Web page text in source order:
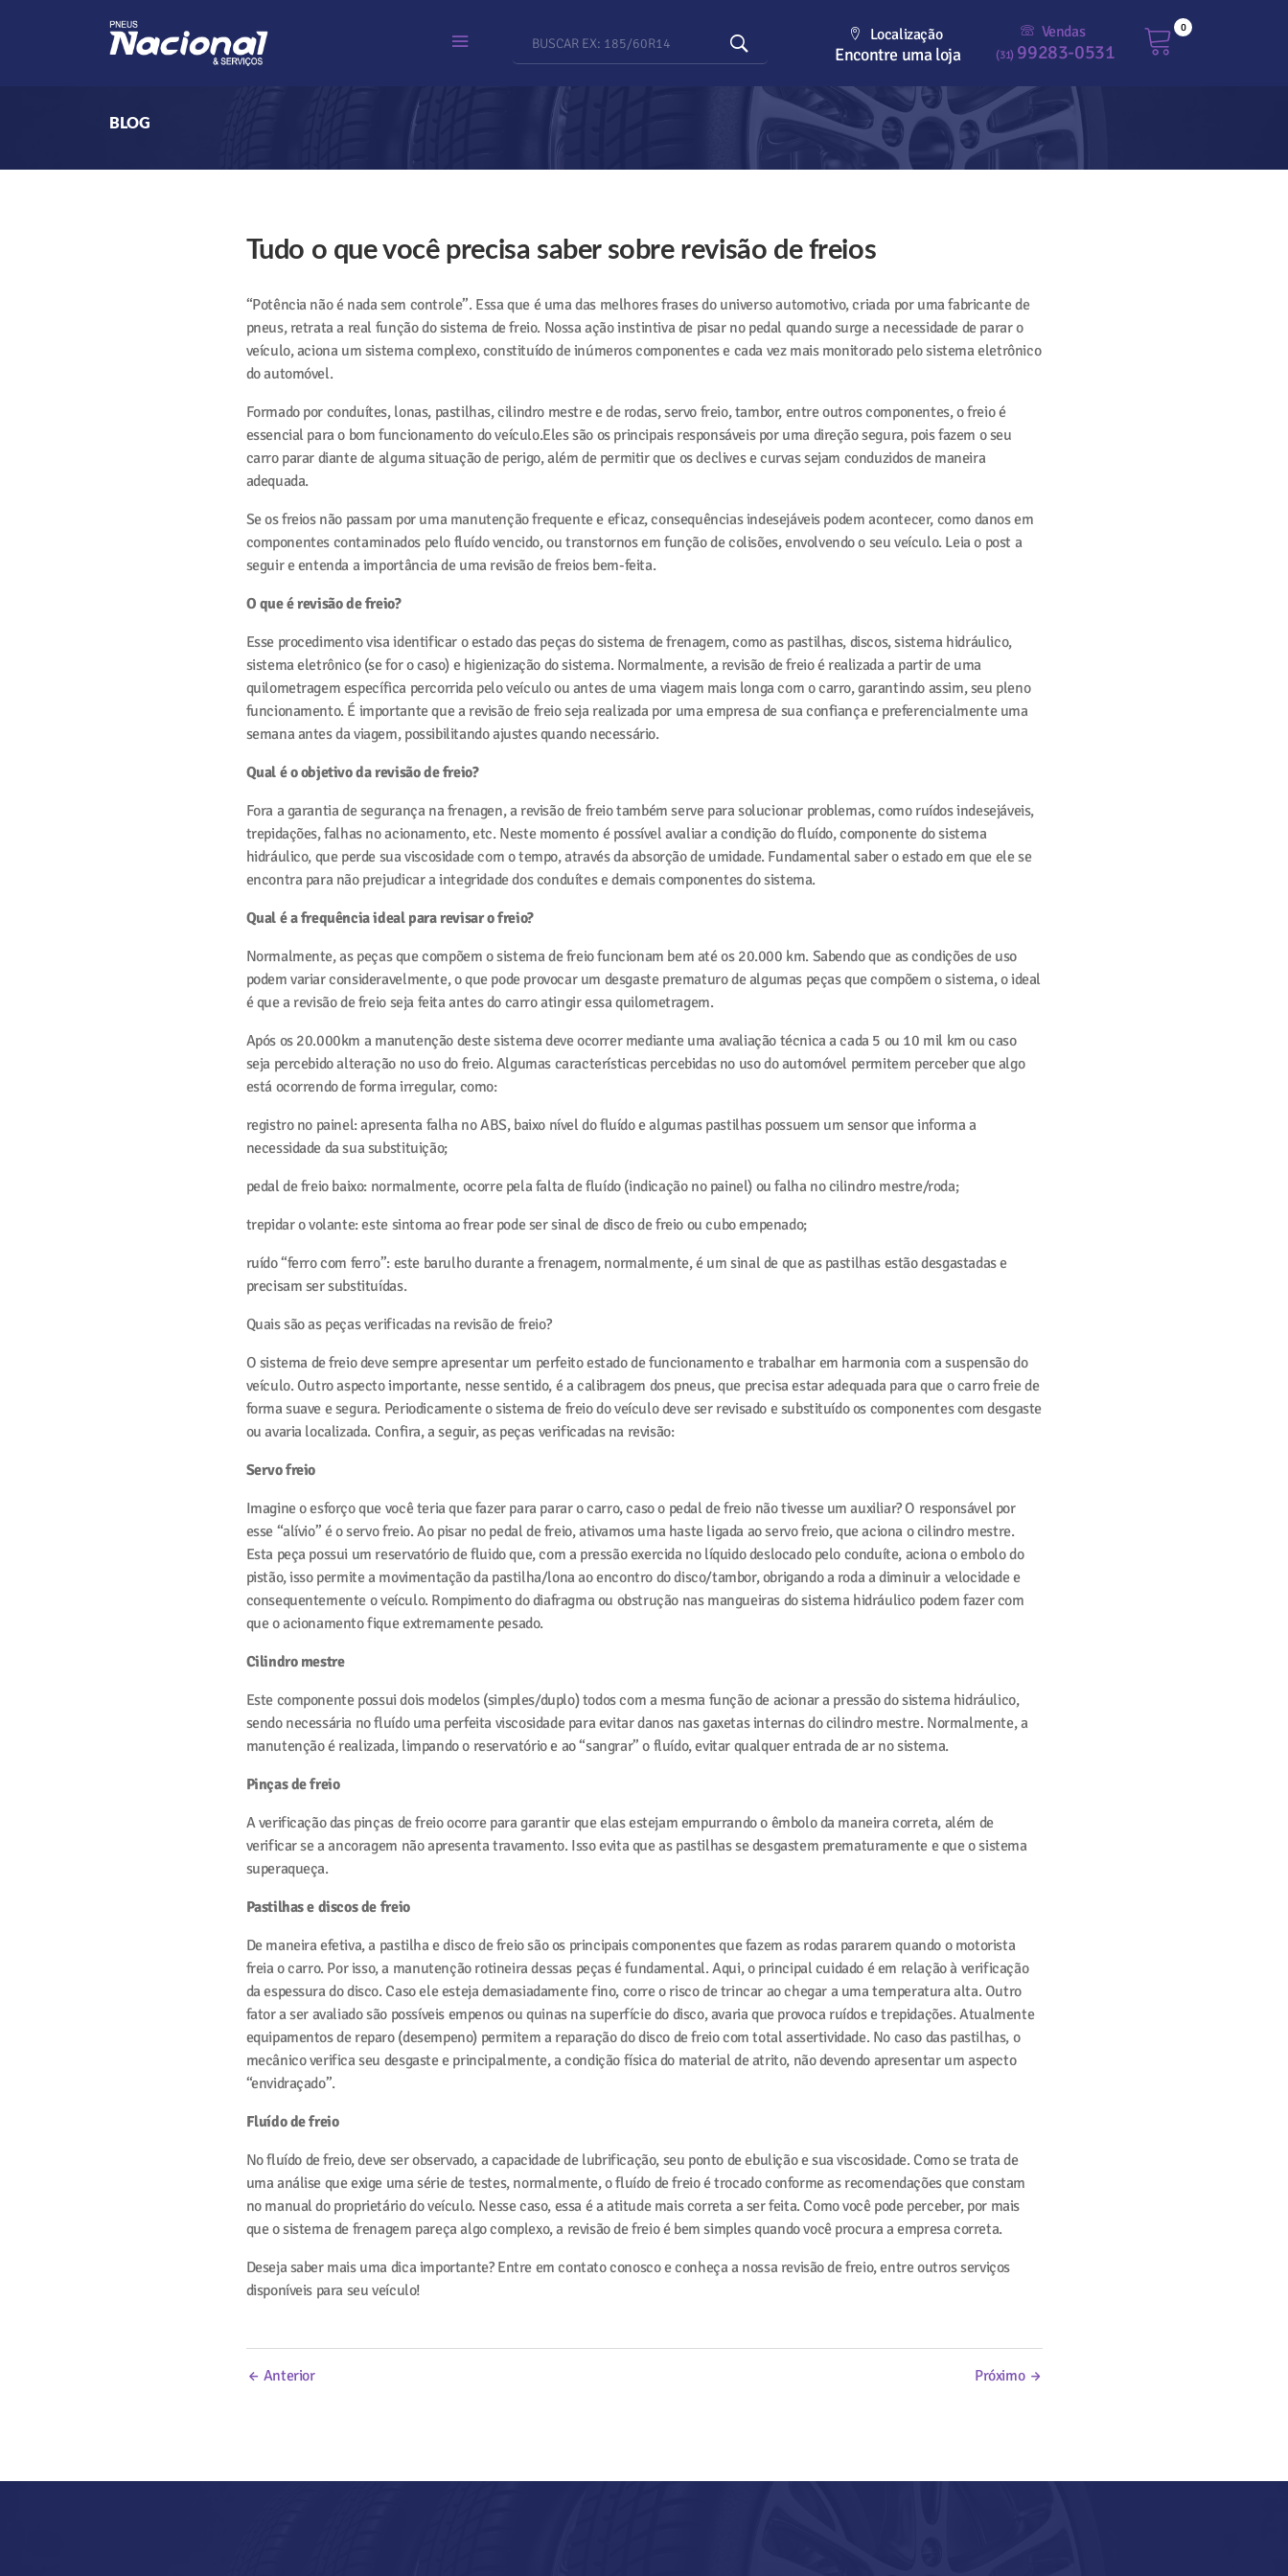
Localização
Encontre uma loja
Vendas
(31) 99283-0531
0
BLOG
Tudo o que você precisa saber sobre revisão de freios
“Potência não é nada sem controle”. Essa que é uma das melhores frases do universo automotivo, criada por uma fabricante de
pneus, retrata a real função do sistema de freio. Nossa ação instintiva de pisar no pedal quando surge a necessidade de parar o
veículo, aciona um sistema complexo, constituído de inúmeros componentes e cada vez mais monitorado pelo sistema eletrônico
do automóvel.
Formado por conduítes, lonas, pastilhas, cilindro mestre e de rodas, servo freio, tambor, entre outros componentes, o freio é
essencial para o bom funcionamento do veículo.Eles são os principais responsáveis por uma direção segura, pois fazem o seu
carro parar diante de alguma situação de perigo, além de permitir que os declives e curvas sejam conduzidos de maneira
adequada.
Se os freios não passam por uma manutenção frequente e eficaz, consequências indesejáveis podem acontecer, como danos em
componentes contaminados pelo fluído vencido, ou transtornos em função de colisões, envolvendo o seu veículo. Leia o post a
seguir e entenda a importância de uma revisão de freios bem-feita.
O que é revisão de freio?
Esse procedimento visa identificar o estado das peças do sistema de frenagem, como as pastilhas, discos, sistema hidráulico,
sistema eletrônico (se for o caso) e higienização do sistema. Normalmente, a revisão de freio é realizada a partir de uma
quilometragem específica percorrida pelo veículo ou antes de uma viagem mais longa com o carro, garantindo assim, seu pleno
funcionamento. É importante que a revisão de freio seja realizada por uma empresa de sua confiança e preferencialmente uma
semana antes da viagem, possibilitando ajustes quando necessário.
Qual é o objetivo da revisão de freio?
Fora a garantia de segurança na frenagen, a revisão de freio também serve para solucionar problemas, como ruídos indesejáveis,
trepidações, falhas no acionamento, etc. Neste momento é possível avaliar a condição do fluído, componente do sistema
hidráulico, que perde sua viscosidade com o tempo, através da absorção de umidade. Fundamental saber o estado em que ele se
encontra para não prejudicar a integridade dos conduítes e demais componentes do sistema.
Qual é a frequência ideal para revisar o freio?
Normalmente, as peças que compõem o sistema de freio funcionam bem até os 20.000 km. Sabendo que as condições de uso
podem variar consideravelmente, o que pode provocar um desgaste prematuro de algumas peças que compõem o sistema, o ideal
é que a revisão de freio seja feita antes do carro atingir essa quilometragem.
Após os 20.000km a manutenção deste sistema deve ocorrer mediante uma avaliação técnica a cada 5 ou 10 mil km ou caso
seja percebido alteração no uso do freio. Algumas características percebidas no uso do automóvel permitem perceber que algo
está ocorrendo de forma irregular, como:
registro no painel: apresenta falha no ABS, baixo nível do fluído e algumas pastilhas possuem um sensor que informa a
necessidade da sua substituição;
pedal de freio baixo: normalmente, ocorre pela falta de fluído (indicação no painel) ou falha no cilindro mestre/roda;
trepidar o volante: este sintoma ao frear pode ser sinal de disco de freio ou cubo empenado;
ruído “ferro com ferro”: este barulho durante a frenagem, normalmente, é um sinal de que as pastilhas estão desgastadas e
precisam ser substituídas.
Quais são as peças verificadas na revisão de freio?
O sistema de freio deve sempre apresentar um perfeito estado de funcionamento e trabalhar em harmonia com a suspensão do
veículo. Outro aspecto importante, nesse sentido, é a calibragem dos pneus, que precisa estar adequada para que o carro freie de
forma suave e segura. Periodicamente o sistema de freio do veículo deve ser revisado e substituído os componentes com desgaste
ou avaria localizada. Confira, a seguir, as peças verificadas na revisão:
Servo freio
Imagine o esforço que você teria que fazer para parar o carro, caso o pedal de freio não tivesse um auxiliar? O responsável por
esse “alívio” é o servo freio. Ao pisar no pedal de freio, ativamos uma haste ligada ao servo freio, que aciona o cilindro mestre.
Esta peça possui um reservatório de fluido que, com a pressão exercida no líquido deslocado pelo conduíte, aciona o embolo do
pistão, isso permite a movimentação da pastilha/lona ao encontro do disco/tambor, obrigando a roda a diminuir a velocidade e
consequentemente o veículo. Rompimento do diafragma ou obstrução nas mangueiras do sistema hidráulico podem fazer com
que o acionamento fique extremamente pesado.
Cilindro mestre
Este componente possui dois modelos (simples/duplo) todos com a mesma função de acionar a pressão do sistema hidráulico,
sendo necessária no fluído uma perfeita viscosidade para evitar danos nas gaxetas internas do cilindro mestre. Normalmente, a
manutenção é realizada, limpando o reservatório e ao “sangrar” o fluído, evitar qualquer entrada de ar no sistema.
Pinças de freio
A verificação das pinças de freio ocorre para garantir que elas estejam empurrando o êmbolo da maneira correta, além de
verificar se a ancoragem não apresenta travamento. Isso evita que as pastilhas se desgastem prematuramente e que o sistema
superaqueça.
Pastilhas e discos de freio
De maneira efetiva, a pastilha e disco de freio são os principais componentes que fazem as rodas pararem quando o motorista
freia o carro. Por isso, a manutenção rotineira dessas peças é fundamental. Aqui, o principal cuidado é em relação à verificação
da espessura do disco. Caso ele esteja demasiadamente fino, corre o risco de trincar ao chegar a uma temperatura alta. Outro
fator a ser avaliado são possíveis empenos ou quinas na superfície do disco, avaria que provoca ruídos e trepidações. Atualmente
equipamentos de reparo (desempeno) permitem a reparação do disco de freio com total assertividade. No caso das pastilhas, o
mecânico verifica seu desgaste e principalmente, a condição física do material de atrito, não devendo apresentar um aspecto
“envidraçado”.
Fluído de freio
No fluído de freio, deve ser observado, a capacidade de lubrificação, seu ponto de ebulição e sua viscosidade. Como se trata de
uma análise que exige uma série de testes, normalmente, o fluído de freio é trocado conforme as recomendações que constam
no manual do proprietário do veículo. Nesse caso, essa é a atitude mais correta a ser feita. Como você pode perceber, por mais
que o sistema de frenagem pareça algo complexo, a revisão de freio é bem simples quando você procura a empresa correta.
Deseja saber mais uma dica importante? Entre em contato conosco e conheça a nossa revisão de freio, entre outros serviços
disponíveis para seu veículo!
de
Post
← Anterior Próximo →